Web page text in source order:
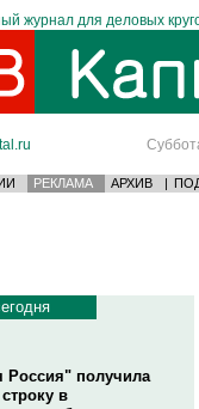
журнал для деловых
РЕКЛАМА АРХИВ |
Россия" получила
в